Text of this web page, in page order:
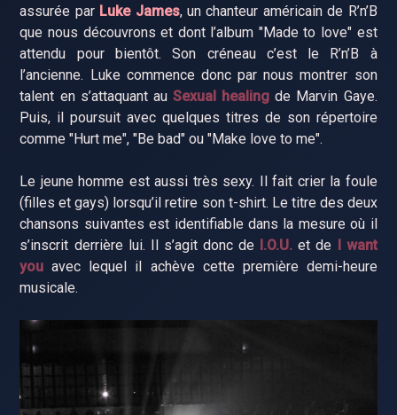
assurée par Luke James, un chanteur américain de R’n’B
que nous découvrons et dont l’album "Made to love" est
attendu pour bientôt. Son créneau c’est le R’n’B à
l’ancienne. Luke commence donc par nous montrer son
talent en s’attaquant au Sexual healing de Marvin Gaye.
Puis, il poursuit avec quelques titres de son répertoire
comme "Hurt me", "Be bad" ou "Make love to me".
Le jeune homme est aussi très sexy. Il fait crier la foule
(filles et gays) lorsqu’il retire son t-shirt. Le titre des deux
chansons suivantes est identifiable dans la mesure où il
s’inscrit derrière lui. Il s’agit donc de
I.O.U. et de
I want
you avec lequel il achève cette première demi-heure
musicale.